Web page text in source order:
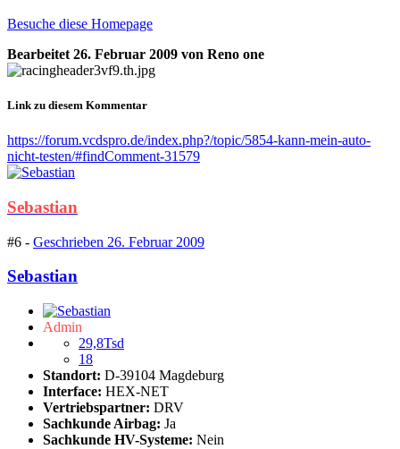
Besuche diese Homepage
Bearbeitet 26. Februar 2009 von Reno one
Link zu diesem Kommentar
https://forum.vcdspro.de/index.php?/topic/5854-kann-mein-auto-
nicht-testen/#findComment-31579
Sebastian
#6 - Geschrieben 26. Februar 2009
Sebastian
Admin
29,8Tsd
18
Standort: D-39104 Magdeburg
Interface: HEX-NET
Vertriebspartner: DRV
Sachkunde Airbag: Ja
Sachkunde HV-Systeme: Nein